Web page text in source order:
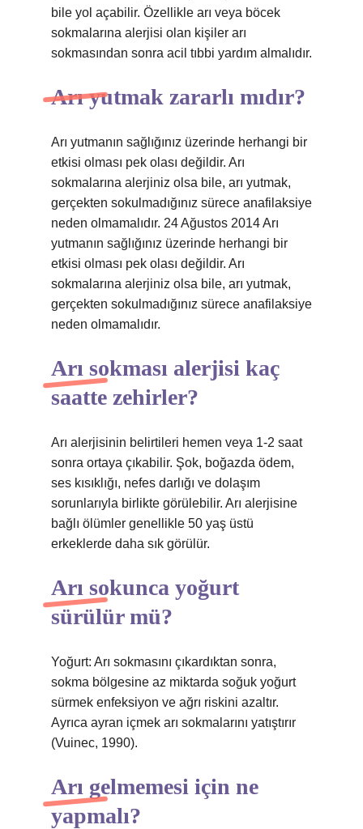
bile yol açabilir. Özellikle arı veya böcek
sokmalarına alerjisi olan kişiler arı
sokmasından sonra acil tıbbi yardım almalıdır.
Arı yutmak zararlı mıdır?
Arı yutmanın sağlığınız üzerinde herhangi bir
etkisi olması pek olası değildir. Arı
sokmalarına alerjiniz olsa bile, arı yutmak,
gerçekten sokulmadığınız sürece anafilaksiye
neden olmamalıdır. 24 Ağustos 2014 Arı
yutmanın sağlığınız üzerinde herhangi bir
etkisi olması pek olası değildir. Arı
sokmalarına alerjiniz olsa bile, arı yutmak,
gerçekten sokulmadığınız sürece anafilaksiye
neden olmamalıdır.
Arı sokması alerjisi kaç
saatte zehirler?
Arı alerjisinin belirtileri hemen veya 1-2 saat
sonra ortaya çıkabilir. Şok, boğazda ödem,
ses kısıklığı, nefes darlığı ve dolaşım
sorunlarıyla birlikte görülebilir. Arı alerjisine
bağlı ölümler genellikle 50 yaş üstü
erkeklerde daha sık görülür.
Arı sokunca yoğurt
sürülür mü?
Yoğurt: Arı sokmasını çıkardıktan sonra,
sokma bölgesine az miktarda soğuk yoğurt
sürmek enfeksiyon ve ağrı riskini azaltır.
Ayrıca ayran içmek arı sokmalarını yatıştırır
(Vuinec, 1990).
Arı gelmemesi için ne
yapmalı?